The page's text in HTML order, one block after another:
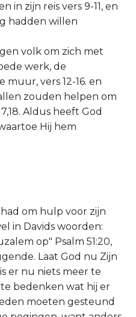
in zijn reis vers 9-11, en
hadden willen
volk om zich met
werk, de
vers 12-16. en
zouden helpen om
Aldus heeft God
Hij hem
om hulp voor zijn
in Davids woorden:
op" Psalm 51:20,
Laat God nu Zijn
er nu niets meer te
bedenken wat hij er
moeten gesteund